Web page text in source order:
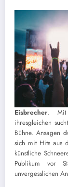
Eisbrecher. Mit
ihresgleichen
Bühne. Ansagen
sich mit Hits aus
künstliche
Publikum vor
unvergesslichen